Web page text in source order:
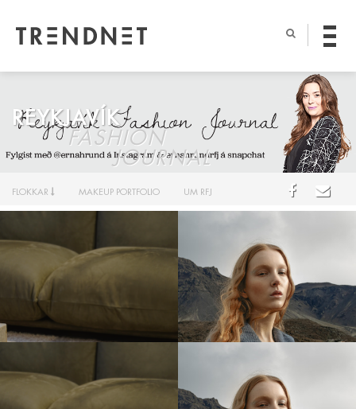
REYKJAVÍK
FASHION
JOURNAL
FLOKKAR MAKEUP PORTFOLIO UM RFJ